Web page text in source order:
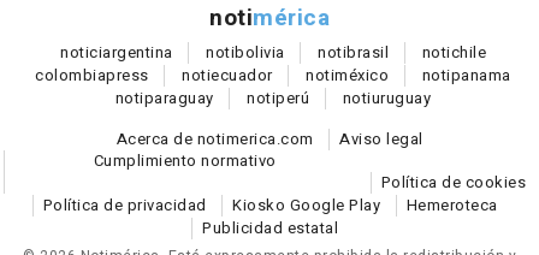
notimérica
noticiargentina notibolivia notibrasil notichile
colombiapress notiecuador notiméxico notipanama
notiparaguay notiperú notiuruguay
Acerca de notimerica.com
Aviso legal
Cumplimiento normativo
Política de cookies
Política de privacidad
Kiosko Google Play
Hemeroteca
Publicidad estatal